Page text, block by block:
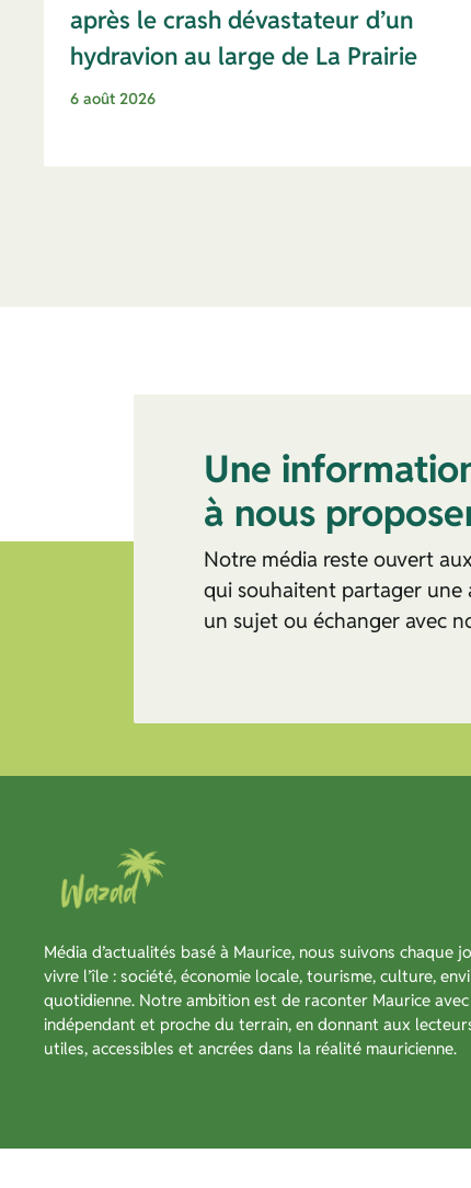
après le crash dévastateur d’un
hydravion au large de La Prairie
6 août 2026
Une
à nous
Notre média reste ouvert
qui souhaitent partager une
un sujet ou échanger avec
Média d’actualités basé à Maurice, nous suivons chaque
vivre l’île : société, économie locale, tourisme, culture,
quotidienne. Notre ambition est de raconter Maurice
indépendant et proche du terrain, en donnant aux
utiles, accessibles et ancrées dans la réalité mauricienne.